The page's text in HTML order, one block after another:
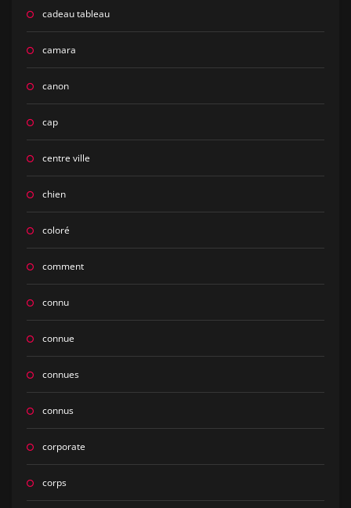
cadeau tableau
camara
canon
cap
centre ville
chien
coloré
comment
connu
connue
connues
connus
corporate
corps